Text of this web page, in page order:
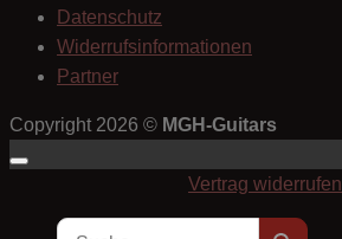
Datenschutz
Widerrufsinformationen
Partner
Copyright 2026 © MGH-Guitars
Vertrag widerrufen